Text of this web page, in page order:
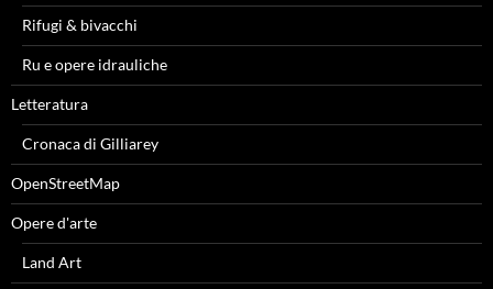
Rifugi & bivacchi
Ru e opere idrauliche
Letteratura
Cronaca di Gilliarey
OpenStreetMap
Opere d'arte
Land Art